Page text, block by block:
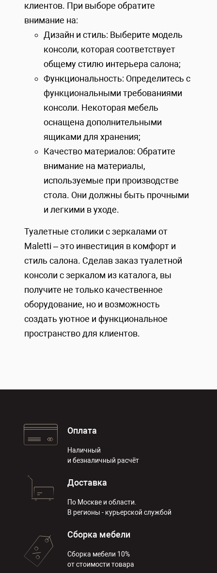
клиентов. При выборе обратите
внимание на:
Дизайн и стиль: Выберите модель
консоли, которая соответствует
общему стилю интерьера салона;
Функциональность: Определитесь с
функциональными требованиями
консоли. Некоторая мебель
оснащена дополнительными
ящиками для хранения;
Качество материалов: Обратите
внимание на материалы,
используемые при производстве
стола. Они должны быть прочными
и легкими в уходе.
Туалетные столики с зеркалами от
Maletti – это инвестиция в комфорт и
стиль салона. Сделав заказ туалетной
консоли с зеркалом из каталога, вы
получите не только качественное
оборудование, но и возможность
создать уютное и функциональное
пространство для клиентов.
Оплата
Наличный
и безналичный расчёт
Доставка
По Москве и области.
В регионы - курьерской службой
Сборка мебели
Сборка мебели 10%
от стоимости товара